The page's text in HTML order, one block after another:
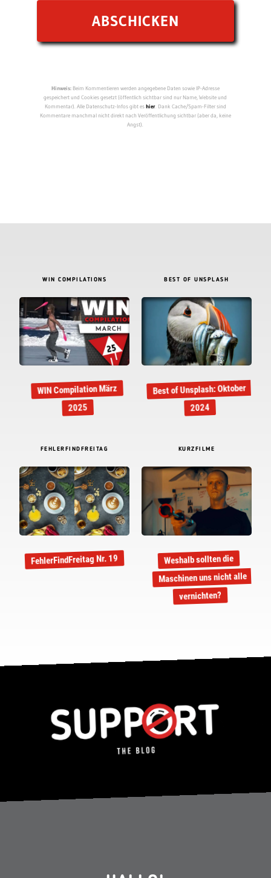
Hinweis:Beim Kommentieren werden angegebene Daten sowie IP-Adresse
gespeichert und Cookies gesetzt (öffentlich sichtbar sind nur Name, Website und
Kommentar). Alle Datenschutz-Infos gibt eshier. Dank Cache/Spam-Filter sind
Kommentare manchmal nicht direkt nach Veröffentlichung sichtbar (aber da, keine
Angst).
WIN COMPILATIONS
WIN Compilation März
2025
BEST OF UNSPLASH
Best of Unsplash: Oktober
2024
FEHLERFINDFREITAG
FehlerFindFreitag Nr. 19
KURZFILME
Weshalb sollten die
Maschinen uns nicht alle
vernichten?